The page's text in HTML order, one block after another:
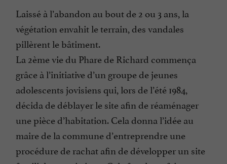
Laissé à l’abandon au bout de 2 ou 3 ans, la
végétation envahit le terrain, des vandales
pillèrent le bâtiment.
La 2ème vie du Phare de Richard commença
grâce à l’initiative d’un groupe de jeunes
adolescents jovisiens qui, lors de l’été 1984,
décida de déblayer le site afin de réaménager
une pièce d’habitation. Cela donna l’idée au
maire de la commune d’entreprendre une
procédure de rachat afin de développer un site